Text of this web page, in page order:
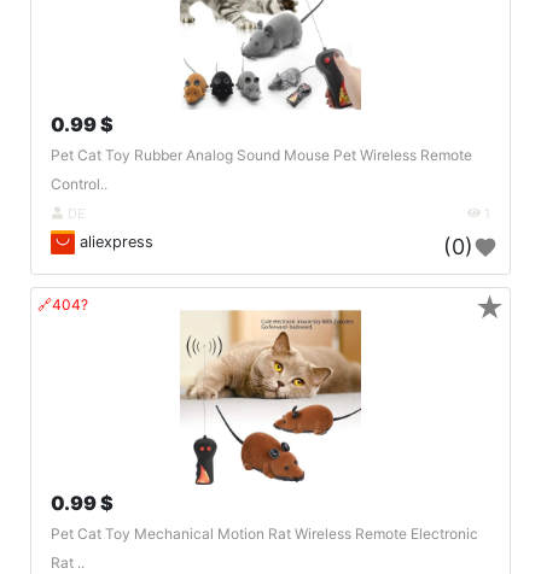
0.99 $
Pet Cat Toy Rubber Analog Sound Mouse Pet Wireless Remote
Control..
DE 1
aliexpress (0)
🔗404?
0.99 $
Pet Cat Toy Mechanical Motion Rat Wireless Remote Electronic
Rat ..
★